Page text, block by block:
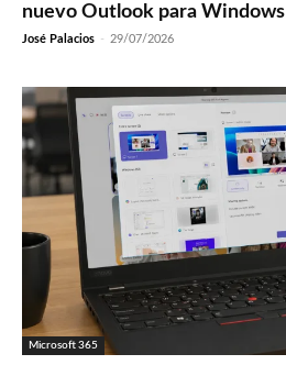
nuevo Outlook para Windows
José Palacios - 29/07/2026
Microsoft 365